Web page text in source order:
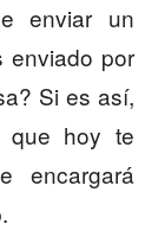
enviar un
enviado por
Si es así,
que hoy te
encargará